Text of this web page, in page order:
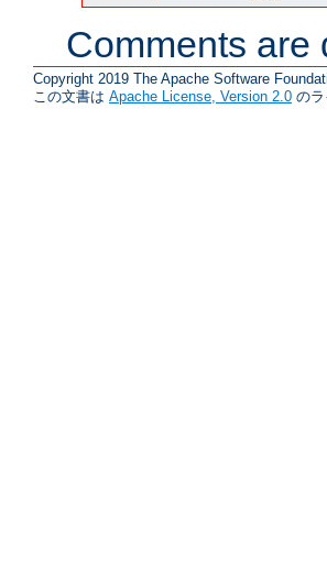
Comments are
Copyright 2019 The Apache Software
この文書は Apache License, Version 2.0 の